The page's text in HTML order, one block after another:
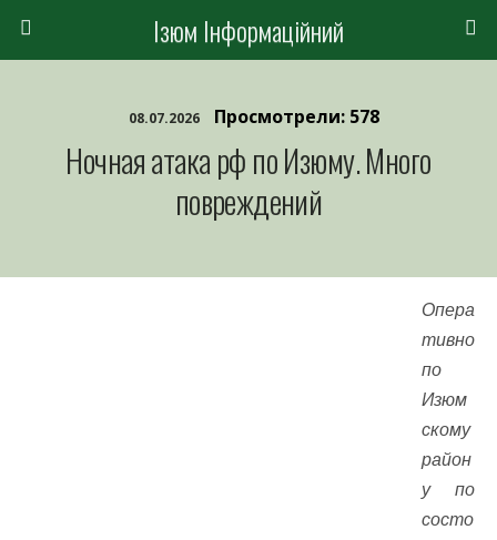
Ізюм Інформаційний
08.07.2026 Просмотрели: 578
Ночная атака рф по Изюму. Много
повреждений
Опера
тивно
по
Изюм
скому
район
у по
состо